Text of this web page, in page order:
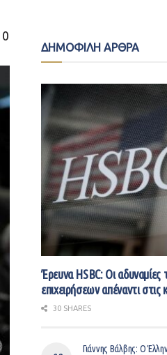
0
ΔΗΜΟΦΙΛΗ ΑΡΘΡΑ
Έρευνα HSBC: Οι αδυναμίες
επιχειρήσεων απέναντι στις
30 SHARES
Γιάννης Βάλβης: O